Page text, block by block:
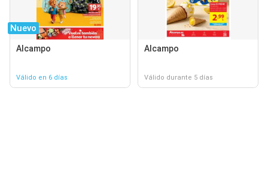
Nuevo
Alcampo
Válido en 6 días
Alcampo
Válido durante 5 días